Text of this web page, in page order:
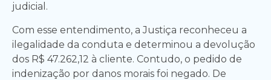
judicial.
Com esse entendimento, a Justiça reconheceu a
ilegalidade da conduta e determinou a devolução
dos R$ 47.262,12 à cliente. Contudo, o pedido de
indenização por danos morais foi negado. De